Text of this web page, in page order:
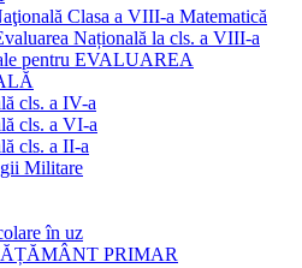
Clasa a VIII-a Matematică
Națională la cls. a VIII-a
pentru EVALUAREA
cls. a IV-a
cls. a VI-a
cls. a II-a
Militare
în uz
PRIMAR